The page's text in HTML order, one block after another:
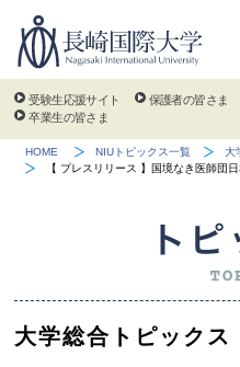
受験生応援サイト 保護者の皆さま
卒業生の皆さま
HOME NIUトピックス一覧
大
【 プレスリリース 】国境なき医師団
大学総合トピックス